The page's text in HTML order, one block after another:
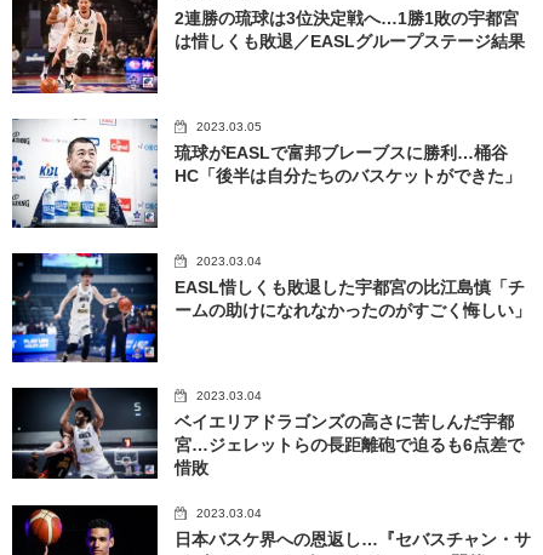
2連勝の琉球は3位決定戦へ…1勝1敗の宇都宮
は惜しくも敗退／EASLグループステージ結果
2023.03.05
琉球がEASLで富邦ブレーブスに勝利…桶谷
HC「後半は自分たちのバスケットができた」
2023.03.04
EASL惜しくも敗退した宇都宮の比江島慎「チ
ームの助けになれなかったのがすごく悔しい」
2023.03.04
ベイエリアドラゴンズの高さに苦しんだ宇都
宮…ジェレットらの長距離砲で迫るも6点差で
惜敗
2023.03.04
日本バスケ界への恩返し…『セバスチャン・サ